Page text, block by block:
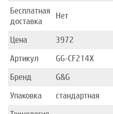
Бесплатная
доставка
Нет
Цена
3972
Артикул
GG-CF214X
Бренд
G&G
Упаковка
стандартная